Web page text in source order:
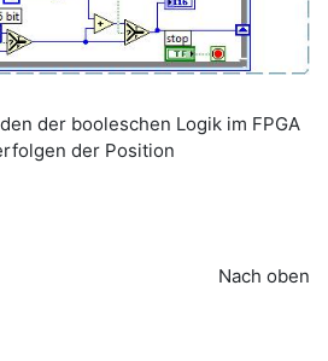
der booleschen Logik im FPGA
der Position
Nach oben